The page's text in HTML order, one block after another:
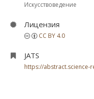
Искусствоведение
Лицензия
CC BY 4.0
JATS
https://abstract.science-